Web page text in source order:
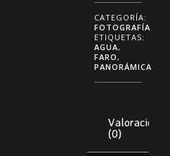
CATEGORÍA:
FOTOGRAFÍA
ETIQUETAS:
AGUA,
FARO ,
PANORÁMICA
Valoraciones
(0)